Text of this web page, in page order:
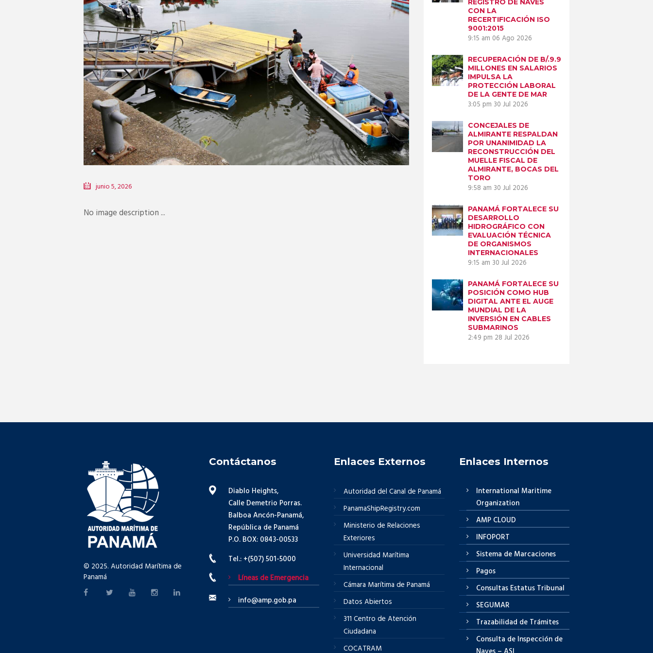
RAC_6543.JPG
junio 5, 2026
No image description ...
REGISTRO DE NAVES
CON LA
RECERTIFICACIÓN ISO
9001:2015
9:15 am 06 Ago 2026
RECUPERACIÓN DE B/.9.9
MILLONES EN SALARIOS
IMPULSA LA
PROTECCIÓN LABORAL
DE LA GENTE DE MAR
3:05 pm 30 Jul 2026
CONCEJALES DE
ALMIRANTE RESPALDAN
POR UNANIMIDAD LA
RECONSTRUCCIÓN DEL
MUELLE FISCAL DE
ALMIRANTE, BOCAS DEL
TORO
9:58 am 30 Jul 2026
PANAMÁ FORTALECE SU
DESARROLLO
HIDROGRÁFICO CON
EVALUACIÓN TÉCNICA
DE ORGANISMOS
INTERNACIONALES
9:15 am 30 Jul 2026
PANAMÁ FORTALECE SU
POSICIÓN COMO HUB
DIGITAL ANTE EL AUGE
MUNDIAL DE LA
INVERSIÓN EN CABLES
SUBMARINOS
2:49 pm 28 Jul 2026
© 2025. Autoridad Marítima de
Panamá
Contáctanos
Diablo Heights,
Calle Demetrio Porras.
Balboa Ancón-Panamá,
República de Panamá
P.O. BOX: 0843-00533
Tel.: +(507) 501-5000
Líneas de Emergencia
info@amp.gob.pa
Enlaces Externos
Autoridad del Canal de Panamá
PanamaShipRegistry.com
Ministerio de Relaciones
Exteriores
Universidad Marítima
Internacional
Cámara Marítima de Panamá
Datos Abiertos
311 Centro de Atención
Ciudadana
COCATRAM
Enlaces Internos
International Maritime
Organization
AMP CLOUD
INFOPORT
Sistema de Marcaciones
Pagos
Consultas Estatus Tribunal
SEGUMAR
Trazabilidad de Trámites
Consulta de Inspección de